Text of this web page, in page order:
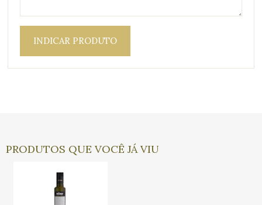
INDICAR PRODUTO
PRODUTOS QUE VOCÊ JÁ VIU